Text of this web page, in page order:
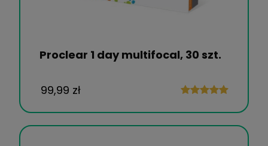
Proclear 1 day multifocal, 30 szt.
99,99 zł